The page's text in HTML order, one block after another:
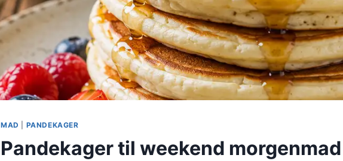
MAD PANDEKAGER
Pandekager til weekend